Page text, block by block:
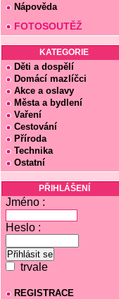
Nápověda
FOTOSOUTĚŽ
KATEGORIE
Děti a dospělí
Domácí mazlíčci
Akce a oslavy
Města a bydlení
Vaření
Cestování
Příroda
Technika
Ostatní
PŘIHLÁŠENÍ
Jméno :
Heslo :
trvale
REGISTRACE